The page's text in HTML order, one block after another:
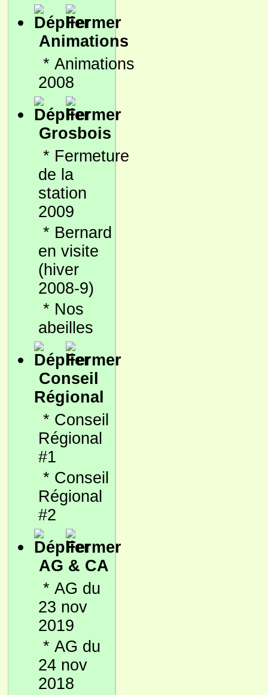
Animations
* Animations
2008
Grosbois
* Fermeture
de la
station
2009
* Bernard
en visite
(hiver
2008-9)
* Nos
abeilles
Conseil
Régional
* Conseil
Régional
#1
* Conseil
Régional
#2
AG & CA
* AG du
23 nov
2019
* AG du
24 nov
2018